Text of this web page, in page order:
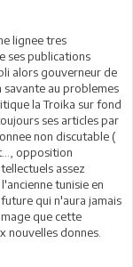
lignee tres
ses publications
alors gouverneur de
savante au problemes
la Troika sur fond
ses articles par
non discutable (
opposition
assez
tunisie en
qui n'aura jamais
que cette
nouvelles donnes.